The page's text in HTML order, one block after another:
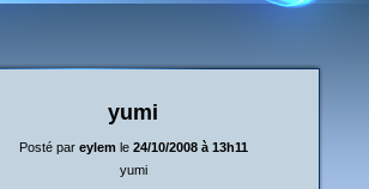
yumi
Posté par eylem le 24/10/2008 à 13h11
yumi